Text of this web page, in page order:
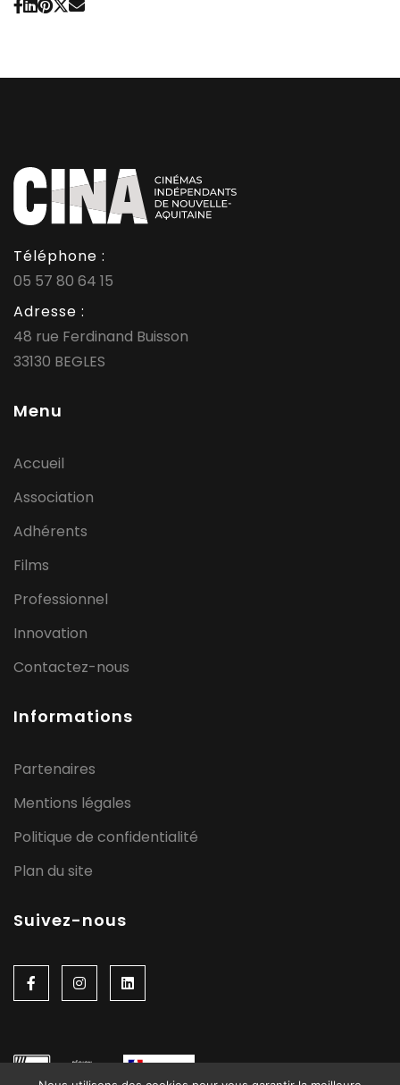
Téléphone :
05 57 80 64 15
Adresse :
48 rue Ferdinand Buisson
33130 BEGLES
Menu
Accueil
Association
Adhérents
Films
Professionnel
Innovation
Contactez-nous
Informations
Partenaires
Mentions légales
Politique de confidentialité
Plan du site
Suivez-nous